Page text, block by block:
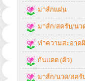
มาส์กแผ่น
มาส์ก/สครับ/นว
ทำความสะอาด
กันแดด (ตัว)
มาส์ก/นวด/สครั